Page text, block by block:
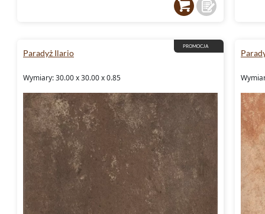
PROMOCJA
Paradyż Ilario
Wymiary: 30.00 x 30.00 x 0.85